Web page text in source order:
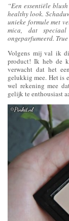
“Een essentiële
healthy look.
unieke formule met
mica, dat
ongeparfumeerd.
Volgens mij val ik
product! Ik heb de
verwacht dat het
gelukkig mee. Het is
wel rekening mee
gelijk te enthousiast